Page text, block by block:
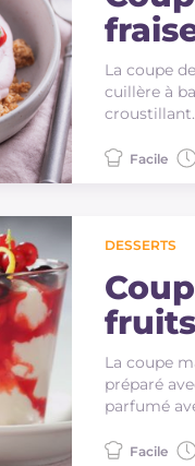
La coupe
cuillère à
Facile
DESSERTS
La coupe
préparé
parfumé
Facile